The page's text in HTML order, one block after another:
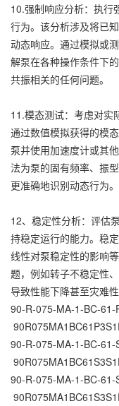
10.强制响应分析：执行
行为。该分析涉及将已
动态响应。通过模拟或
解泵在各种操作条件下
共振相关的任何问题。
11.模态测试：考虑对实
通过数值模拟获得的模
泵并使用加速度计或其
法为泵的固有频率、振
更准确地识别动态行为。
12、稳定性分析：评估
持稳定运行的能力。稳
线性对泵稳定性的影响
题，例如转子不稳定性
导致性能下降甚至灾难性
90-R-075-MA-1-BC-
90-R-075-MA-1-BC-
90-R-075-MA-1-BC-